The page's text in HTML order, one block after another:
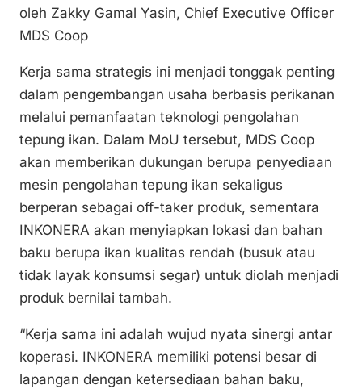
oleh Zakky Gamal Yasin, Chief Executive Officer
MDS Coop
Kerja sama strategis ini menjadi tonggak penting
dalam pengembangan usaha berbasis perikanan
melalui pemanfaatan teknologi pengolahan
tepung ikan. Dalam MoU tersebut, MDS Coop
akan memberikan dukungan berupa penyediaan
mesin pengolahan tepung ikan sekaligus
berperan sebagai off-taker produk, sementara
INKONERA akan menyiapkan lokasi dan bahan
baku berupa ikan kualitas rendah (busuk atau
tidak layak konsumsi segar) untuk diolah menjadi
produk bernilai tambah.
“Kerja sama ini adalah wujud nyata sinergi antar
koperasi. INKONERA memiliki potensi besar di
lapangan dengan ketersediaan bahan baku,